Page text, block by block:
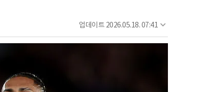
업데이트 2026.05.18. 07:41